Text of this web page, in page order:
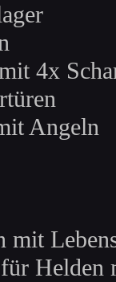
4x
Angeln
mit
Helden